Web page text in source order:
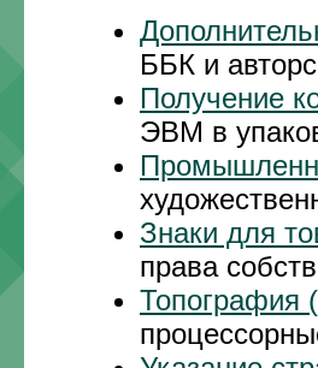
ББК и
Получение
ЭВМ в
Знаки для
права
Топография